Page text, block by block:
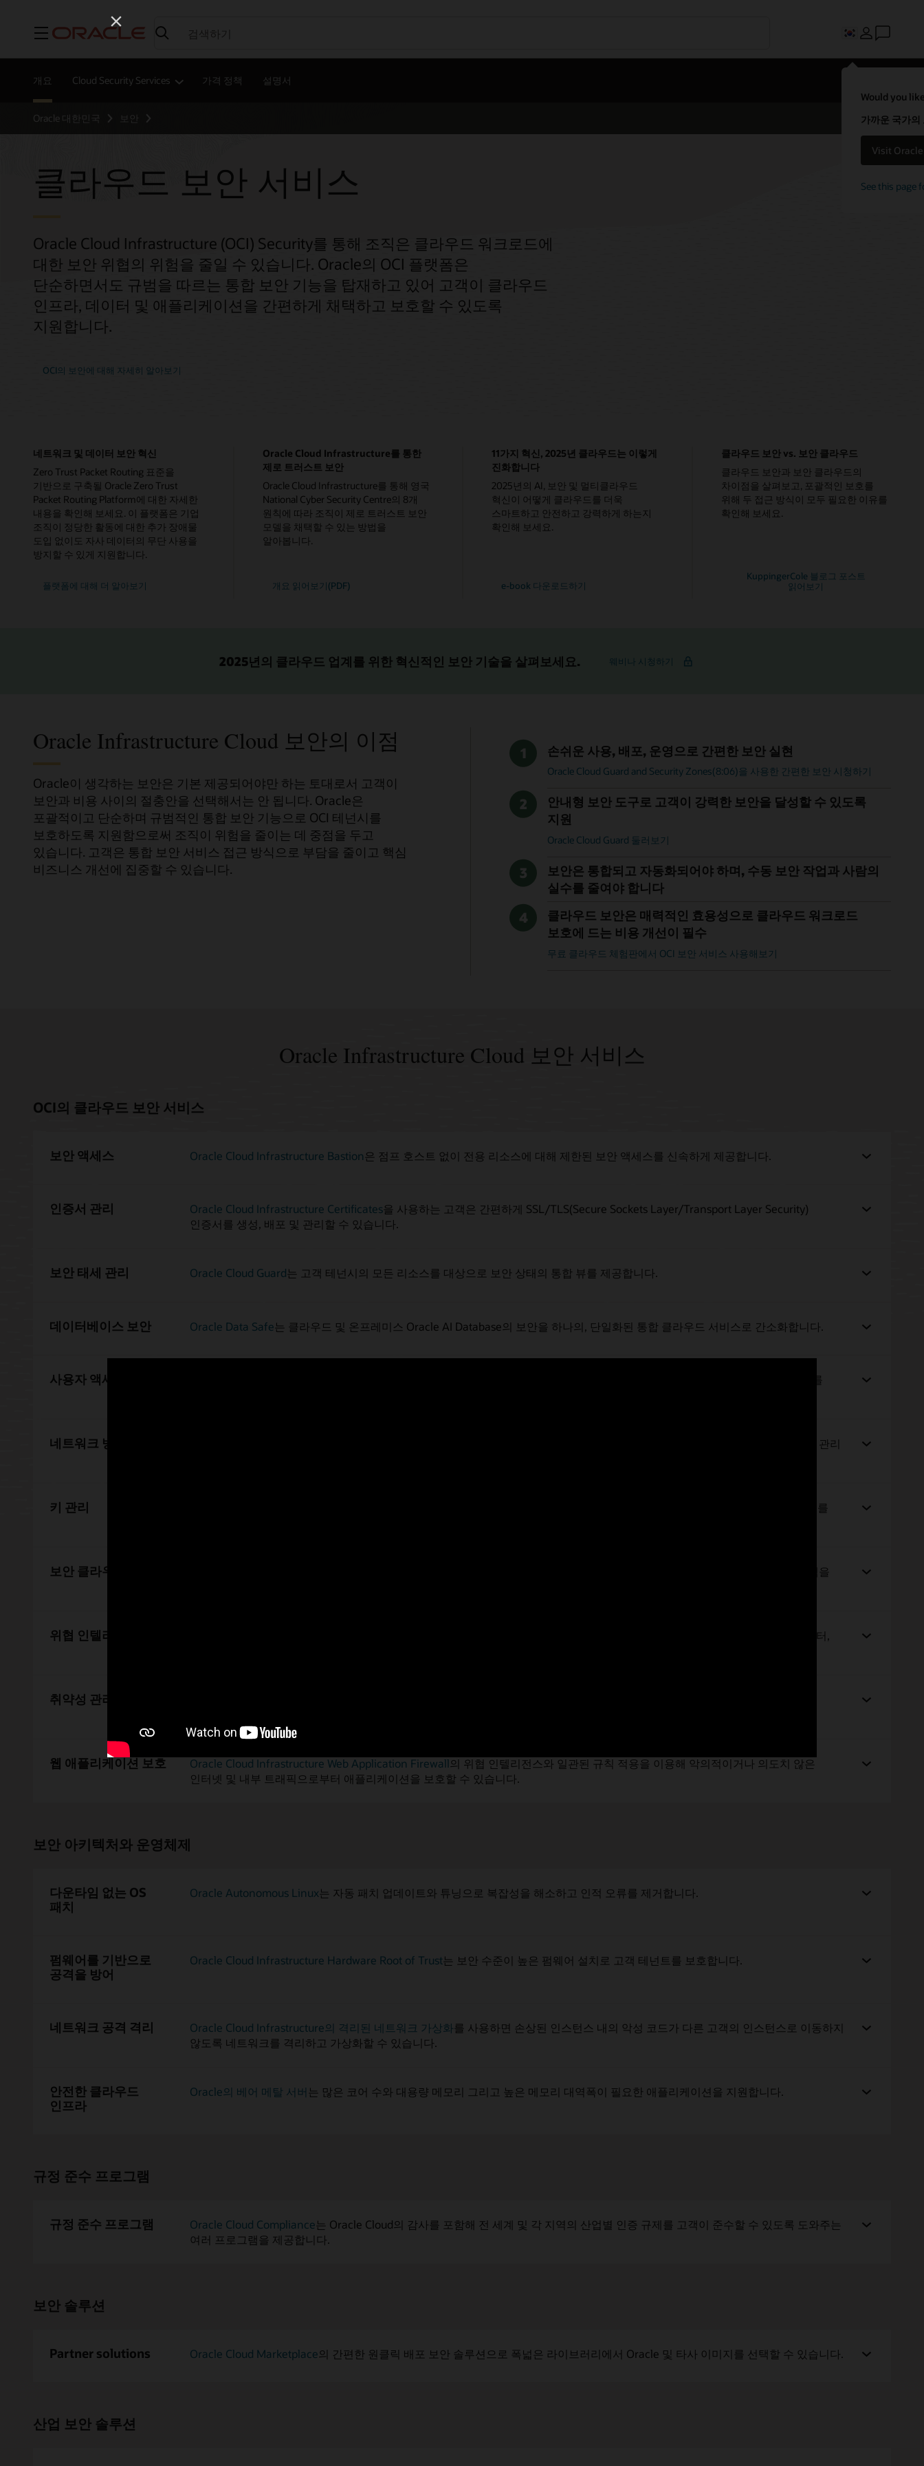
메뉴
Would you
가까운 국가의
Visit
See this page
개요 Cloud Security Services 가격 정책 설명서
Oracle 대한민국 보안
클라우드 보안 서비스
Oracle Cloud Infrastructure (OCI) Security를 통해 조직은 클라우드 워크로드에
대한 보안 위협의 위험을 줄일 수 있습니다. Oracle의 OCI 플랫폼은
단순하면서도 규범을 따르는 통합 보안 기능을 탑재하고 있어 고객이 클라우드
인프라, 데이터 및 애플리케이션을 간편하게 채택하고 보호할 수 있도록
지원합니다.
OCI의 보안에 대해 자세히 알아보기
네트워크 및 데이터 보안 혁신
Zero Trust Packet Routing 표준을
기반으로 구축될 Oracle Zero Trust
Packet Routing Platform에 대한 자세한
내용을 확인해 보세요. 이 플랫폼은 기업
조직이 정당한 활동에 대한 추가 장애물
도입 없이도 자사 데이터의 무단 사용을
방지할 수 있게 지원합니다.
플랫폼에 대해 더 알아보기
Oracle Cloud Infrastructure를 통한
제로 트러스트 보안
Oracle Cloud Infrastructure를 통해 영국
National Cyber Security Centre의 8개
원칙에 따라 조직이 제로 트러스트 보안
모델을 채택할 수 있는 방법을
알아봅니다.
개요 읽어보기(PDF)
11가지 혁신, 2025년 클라우드는 이렇게
진화합니다
2025년의 AI, 보안 및 멀티클라우드
혁신이 어떻게 클라우드를 더욱
스마트하고 안전하고 강력하게 하는지
확인해 보세요.
e-book 다운로드하기
클라우드 보안 vs. 보안 클라우드
클라우드 보안과 보안 클라우드의
차이점을 살펴보고, 포괄적인 보호를
위해 두 접근 방식이 모두 필요한 이유를
확인해 보세요.
KuppingerCole 블로그 포스트
읽어보기
2025년의 클라우드 업계를 위한 혁신적인 보안 기술을 살펴보세요. 웨비나 시청하기
Oracle Infrastructure Cloud 보안의 이점
Oracle이 생각하는 보안은 기본 제공되어야만 하는 토대로서 고객이
보안과 비용 사이의 절충안을 선택해서는 안 됩니다. Oracle은
포괄적이고 단순하며 규범적인 통합 보안 기능으로 OCI 테넌시를
보호하도록 지원함으로써 조직이 위험을 줄이는 데 중점을 두고
있습니다. 고객은 통합 보안 서비스 접근 방식으로 부담을 줄이고 핵심
비즈니스 개선에 집중할 수 있습니다.
1 손쉬운 사용, 배포, 운영으로 간편한 보안 실현
Oracle Cloud Guard and Security Zones(8:06)을 사용한 간편한 보안 시청하기
2
안내형 보안 도구로 고객이 강력한 보안을 달성할 수 있도록
지원
Oracle Cloud Guard 둘러보기
3
보안은 통합되고 자동화되어야 하며, 수동 보안 작업과 사람의
실수를 줄여야 합니다
4
클라우드 보안은 매력적인 효용성으로 클라우드 워크로드
보호에 드는 비용 개선이 필수
무료 클라우드 체험판에서 OCI 보안 서비스 사용해보기
Oracle Infrastructure Cloud 보안 서비스
OCI의 클라우드 보안 서비스
보안 액세스 Oracle Cloud Infrastructure Bastion 은 점프 호스트 없이 전용 리소스에 대해 제한된 보안 액세스를 신속하게 제공합니다.
인증서 관리 Oracle Cloud Infrastructure Certificates을 사용하는 고객은 간편하게 SSL/TLS(Secure Sockets Layer/Transport Layer Security)
인증서를 생성, 배포 및 관리할 수 있습니다.
보안 태세 관리 Oracle Cloud Guard는 고객 테넌시의 모든 리소스를 대상으로 보안 상태의 통합 뷰를 제공합니다.
데이터베이스 보안 Oracle Data Safe는 클라우드 및 온프레미스 Oracle AI Database의 보안을 하나의, 단일화된 통합 클라우드 서비스로 간소화합니다.
사용자 액세스 및 자격
는 Oracle 및 비Oracle 클라우드와 온프레미스 서비스 전반에서 ID를
네트워크 방화벽
은 Palo Alto Networks의 차세대 방화벽 기술을 사용하여 구축된 통합 클라우드 전용 관리
키 관리
는 고객이 암호화 키와 보안 자격 증명을 관리 및 제어할 수 있는 중앙화된 관리 체계를
보안 클라우드 구획
는 고객이 풍부한 정책 라이브러리와 내장된 보안 모범사례를 활용하여 클라우드 구획을 보호하는 보안 정책을
위협 인텔리전스
는 위협 인텔리전스 데이터를 집계하며 그 대상은 Oracle 보안 전문가, 광범위한 원격 측정 데이터,
취약성 관리
웹 애플리케이션 보호 Oracle Cloud Infrastructure Web Application Firewall의 위협 인텔리전스와 일관된 규칙 적용을 이용해 악의적이거나 의도치 않은
인터넷 및 내부 트래픽으로부터 애플리케이션을 보호할 수 있습니다.
보안 아키텍처와 운영체제
다운타임 없는 OS
패치
Oracle Autonomous Linux는 자동 패치 업데이트와 튜닝으로 복잡성을 해소하고 인적 오류를 제거합니다.
펌웨어를 기반으로
공격을 방어
Oracle Cloud Infrastructure Hardware Root of Trust는 보안 수준이 높은 펌웨어 설치로 고객 테넌트를 보호합니다.
네트워크 공격 격리 Oracle Cloud Infrastructure의 격리된 네트워크 가상화를 사용하면 손상된 인스턴스 내의 악성 코드가 다른 고객의 인스턴스로 이동하지
않도록 네트워크를 격리하고 가상화할 수 있습니다.
안전한 클라우드
인프라
Oracle의 베어 메탈 서버 는 많은 코어 수와 대용량 메모리 그리고 높은 메모리 대역폭이 필요한 애플리케이션을 지원합니다.
규정 준수 프로그램
규정 준수 프로그램 Oracle Cloud Compliance는 Oracle Cloud의 감사를 포함해 전 세계 및 각 지역의 산업별 인증 규제를 고객이 준수할 수 있도록 도와주는
여러 프로그램을 제공합니다.
보안 솔루션
Partner solutions Oracle Cloud Marketplace의 간편한 원클릭 배포 보안 솔루션으로 폭넓은 라이브러리에서 Oracle 및 타사 이미지를 선택할 수 있습니다.
산업 보안 솔루션